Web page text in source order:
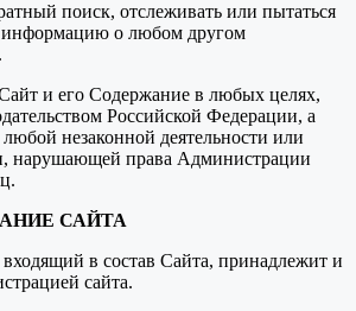
поиск, отслеживать или пытаться
о любом другом
и его Содержание в любых целях,
Российской Федерации, а
любой незаконной деятельности или
нарушающей права Администрации
САЙТА
в состав Сайта, принадлежит и
сайта.